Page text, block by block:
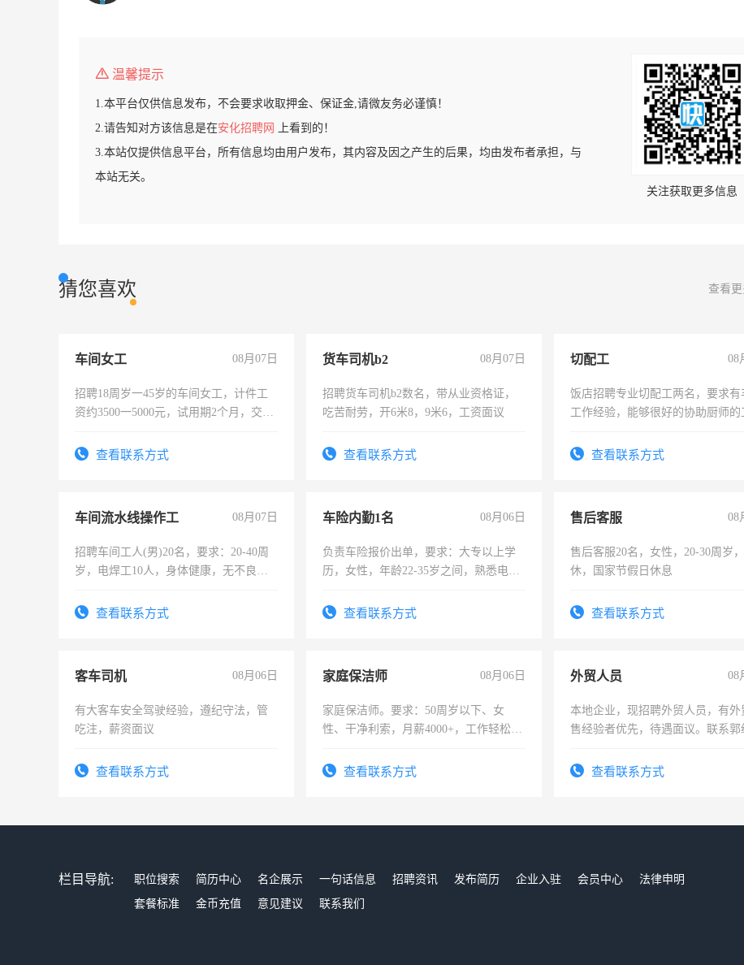
温馨提示
1.本平台仅供信息发布，不会要求收取押金、保证金,请微友务必谨慎！
2.请告知对方该信息是在安化招聘网
上看到的！
3.本站仅提供信息平台，所有信息均由用户发布，其内容及因之产生的后果，均由发布者承担，与
本站无关。
关注获取更多信息
猜您喜欢 查看
车间女工 08月07日
招聘18周岁一45岁的车间女工，计件工
资约3500一5000元，试用期2个月，交五
查看联系方式
货车司机b2 08月07日
招聘货车司机b2数名，带从业资格证，
吃苦耐劳，开6米8，9米6，工资面议
查看联系方式
切配工 08
饭店招聘专业切配工两名，要求有
工作经验，能够很好的协助厨师的
4500。查看联系方式
车间流水线操作工 08月07日
招聘车间工人(男)20名，要求：20-40周
岁，电焊工10人，身体健康，无不良嗜
宿，免费发放劳保用品，两班倒，每月
查看联系方式
车险内勤1名 08月06日
负责车险报价出单，要求：大专以上学
历，女性，年龄22-35岁之间，熟悉电脑
试用期1-3个月，转正后交纳五险，
查看联系方式
售后客服 08
售后客服20名，女性，20-30周岁
休，国家节假日休息
查看联系方式
客车司机 08月06日
有大客车安全驾驶经验，遵纪守法，管
吃注，薪资面议
查看联系方式
家庭保洁师 08月06日
家庭保洁师。要求：50周岁以下、女
性、干净利索，月薪4000+，工作轻松，
太太等。查看联系方式
外贸人员 08
本地企业，现招聘外贸人员，有外
售经验者优先，待遇面议。联系郭
查看联系方式
栏目导航: 职位搜索 简历中心 名企展示 一句话信息 招聘资讯 发布简历 企业入驻 会员中心
法律申明
套餐标准
金币充值 意见建议 联系我们